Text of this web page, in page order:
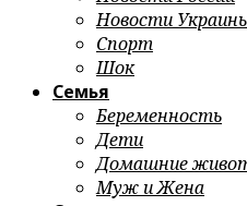
Новости
Спорт
Шок
Семья
Беременность
Дети
Домашние
Муж и Жена